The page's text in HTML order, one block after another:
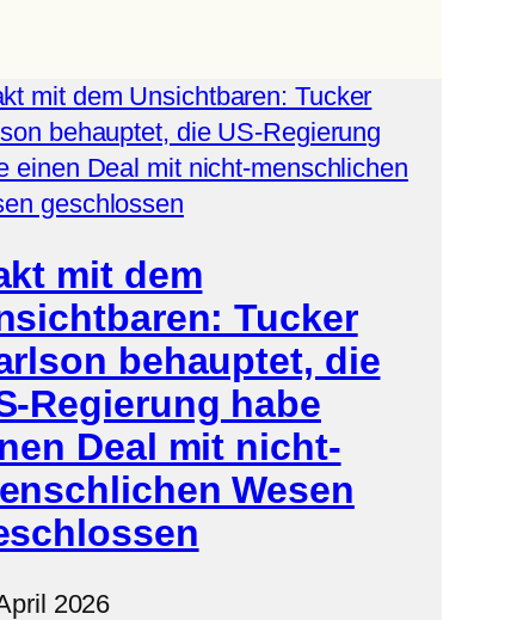
mit dem
Tucker
behauptet, die
Regierung habe
Deal mit nicht-
Wesen
2026